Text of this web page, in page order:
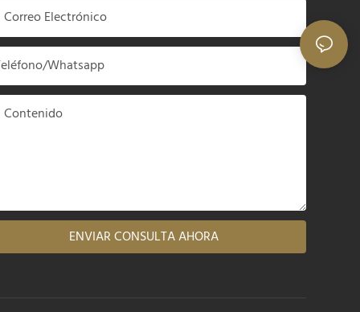
Correo Electrónico
whatsapp
Contenido
ENVIAR CONSULTA AHORA